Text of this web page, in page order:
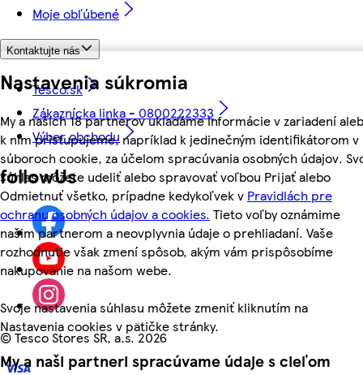
Nastavenia súkromia
My a našich 18 partnerov ukladáme informácie v zariadení
k nim pristupujeme, napríklad k jedinečným identifikátorom v
súboroch cookie, za účelom spracúvania osobných údajov.
súhlas môžete udeliť alebo spravovať voľbou Prijať alebo
Odmietnuť všetko, prípadne kedykoľvek v Pravidlách pre
ochranu osobných údajov a cookies. Tieto voľby oznámime
našim partnerom a neovplyvnia údaje o prehliadaní. Vaše
rozhodnutie však zmení spôsob, akým vám prispôsobíme
nakupovanie na našom webe.
Svoje nastavenia súhlasu môžete zmeniť kliknutím na
Nastavenia cookies v pätičke stránky.
My a naši partneri spracúvame údaje s cieľom
Moje obľúbené
Kontaktujte nás
Tesco.sk
Zákaznícka linka - 0800222333
Výber obchodu
followUs
©Tesco Stores SR, a.s. 2026